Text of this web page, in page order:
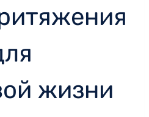
жизни